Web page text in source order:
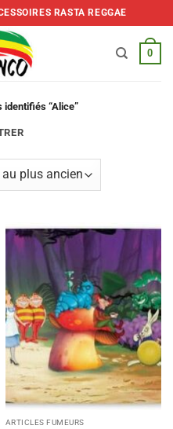
RASTA REGGAE
0
identifiés “Alice”
ARTICLES FUMEURS